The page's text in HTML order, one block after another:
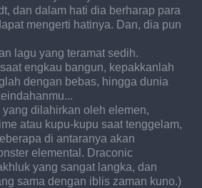
dan dalam hati dia berharap para
mengerti hatinya. Dan, dia pun
lagu yang teramat sedih.
engkau bangun, kepakkanlah
dengan bebas, hingga dunia
dilahirkan oleh elemen,
atau kupu-kupu saat tenggelam,
di antaranya akan
elemental. Draconic
yang sangat langka, dan
sama dengan iblis zaman kuno.)